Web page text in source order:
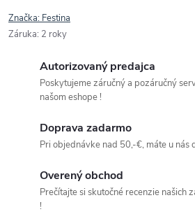
Značka: Festina
Záruka: 2 roky
Autorizovaný predajca
Poskytujeme záručný a pozáručný
našom eshope !
Doprava zadarmo
Pri objednávke nad 50,-€, máte u nás
Overený obchod
Prečítajte si skutočné recenzie našich
!